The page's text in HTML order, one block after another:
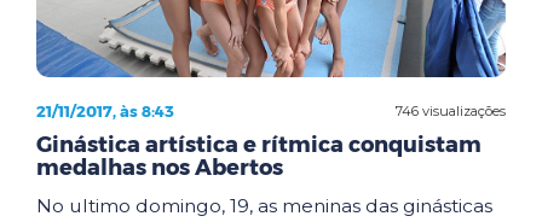
746 visualizações
21/11/2017, às 8:43
Ginástica artística e rítmica conquistam
medalhas nos Abertos
No ultimo domingo, 19, as meninas das ginásticas